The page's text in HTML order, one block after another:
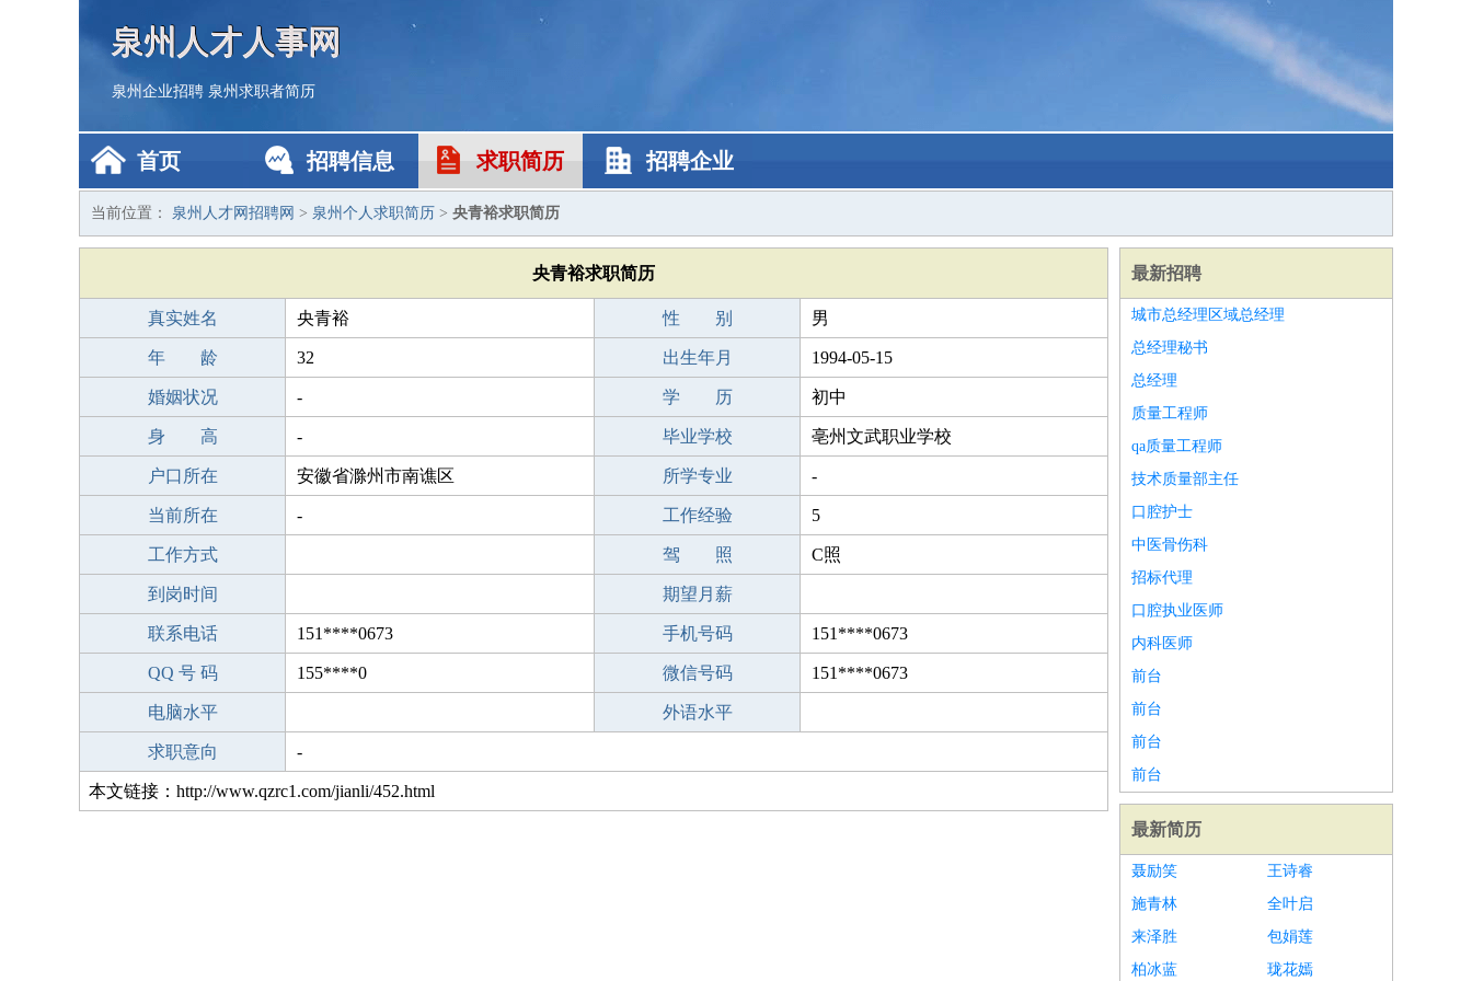
泉州人才人事网
泉州企业招聘 泉州求职者简历
首页 招聘信息 求职简历 招聘企业
当前位置： 泉州人才网招聘网 > 泉州个人求职简历 > 央青裕求职简历
央青裕求职简历
真实姓名 央青裕 性 别 男
年 龄 32 出生年月 1994-05-15
婚姻状况 - 学 历 初中
身 高 - 毕业学校 亳州文武职业学校
户口所在 安徽省滁州市南谯区 所学专业 -
当前所在 - 工作经验 5
工作方式 驾 照 C照
到岗时间 期望月薪
联系电话 151****0673 手机号码 151****0673
QQ 号 码 155****0 微信号码 151****0673
电脑水平 外语水平
求职意向 -
本文链接：http://www.qzrc1.com/jianli/452.html
最新招聘
城市总经理区域总经理
总经理秘书
总经理
质量工程师
qa质量工程师
技术质量部主任
口腔护士
中医骨伤科
招标代理
口腔执业医师
内科医师
前台
前台
前台
前台
最新简历
聂励笑
王诗睿
施青林
全叶启
来泽胜
包娟莲
柏冰蓝
珑花嫣